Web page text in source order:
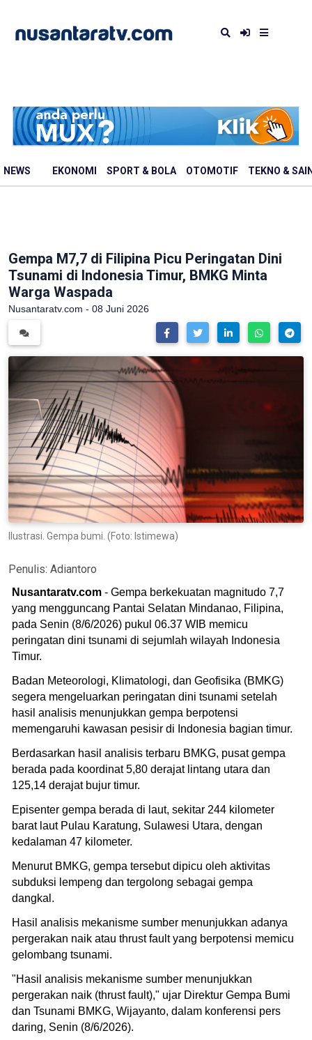
NEWS EKONOMI SPORT & BOLA OTOMOTIF TEKNO &
Gempa M7,7 di Filipina Picu Peringatan Dini
Tsunami di Indonesia Timur, BMKG Minta
Warga Waspada
Nusantaratv.com - 08 Juni 2026
Ilustrasi. Gempa bumi. (Foto: Istimewa)
Penulis: Adiantoro
Nusantaratv.com - Gempa berkekuatan magnitudo 7,7
yang mengguncang Pantai Selatan Mindanao, Filipina,
pada Senin (8/6/2026) pukul 06.37 WIB memicu
peringatan dini tsunami di sejumlah wilayah Indonesia
Timur.
Badan Meteorologi, Klimatologi, dan Geofisika (BMKG)
segera mengeluarkan peringatan dini tsunami setelah
hasil analisis menunjukkan gempa berpotensi
memengaruhi kawasan pesisir di Indonesia bagian timur.
Berdasarkan hasil analisis terbaru BMKG, pusat gempa
berada pada koordinat 5,80 derajat lintang utara dan
125,14 derajat bujur timur.
Episenter gempa berada di laut, sekitar 244 kilometer
barat laut Pulau Karatung, Sulawesi Utara, dengan
kedalaman 47 kilometer.
Menurut BMKG, gempa tersebut dipicu oleh aktivitas
subduksi lempeng dan tergolong sebagai gempa
dangkal.
Hasil analisis mekanisme sumber menunjukkan adanya
pergerakan naik atau thrust fault yang berpotensi memicu
gelombang tsunami.
"Hasil analisis mekanisme sumber menunjukkan
pergerakan naik (thrust fault)," ujar Direktur Gempa Bumi
dan Tsunami BMKG, Wijayanto, dalam konferensi pers
daring, Senin (8/6/2026).